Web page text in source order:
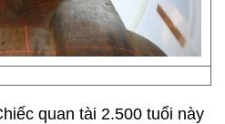
quan tài 2.500 tuổi này